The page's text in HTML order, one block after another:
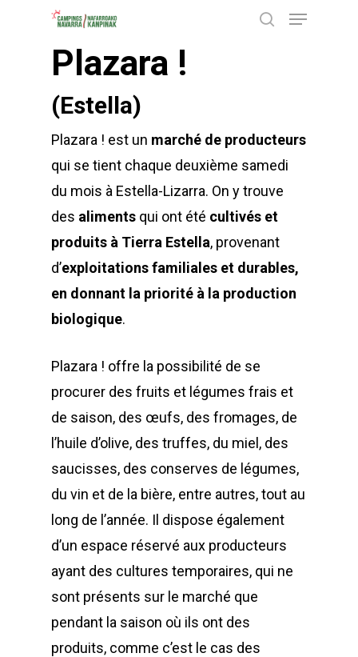
Menu
Plazara !
(Estella)
Plazara ! est un marché de producteurs
qui se tient chaque deuxième samedi
du mois à Estella-Lizarra. On y trouve
des aliments qui ont été cultivés et
produits à Tierra Estella, provenant
d’exploitations familiales et durables,
en donnant la priorité à la production
biologique.
Plazara ! offre la possibilité de se
procurer des fruits et légumes frais et
de saison, des œufs, des fromages, de
l’huile d’olive, des truffes, du miel, des
saucisses, des conserves de légumes,
du vin et de la bière, entre autres, tout au
long de l’année. Il dispose également
d’un espace réservé aux producteurs
ayant des cultures temporaires, qui ne
sont présents sur le marché que
pendant la saison où ils ont des
produits, comme c’est le cas des